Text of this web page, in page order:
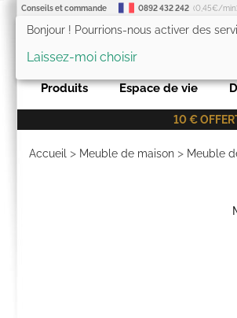
Conseils et commande 0892 432 242 (0,45€/min)
Produits Espace de vie
10 €
Accueil > Meuble de maison > Meuble
Bonjour ! Pourrions-nous activer des
Laissez-moi choisir